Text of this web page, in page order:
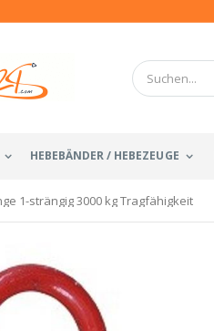
HEBEBÄNDER / HEBEZEUGE
1-strängig 3000 kg Tragfähigkeit